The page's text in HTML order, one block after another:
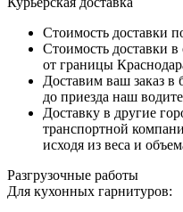
Стоимость доставки
Стоимость доставки
от границы
Доставим ваш заказ в
до приезда наш
Доставку в другие
транспортной
исходя из веса и
Разгрузочные работы
Для кухонных гарнитуров: